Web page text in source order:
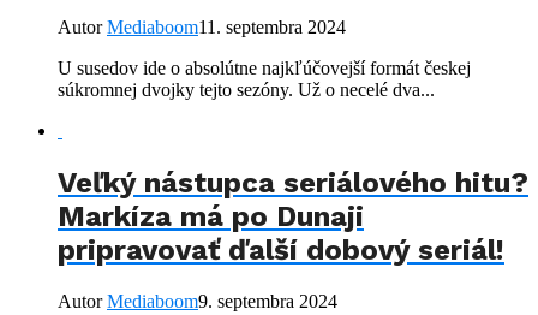
AutorMediaboom11. septembra 2024
U susedov ide o absolútne najkľúčovejší formát českej
súkromnej dvojky tejto sezóny. Už o necelé dva...
Veľký nástupca seriálového hitu?
Markíza má po Dunaji
pripravovať ďalší dobový seriál!
AutorMediaboom9. septembra 2024